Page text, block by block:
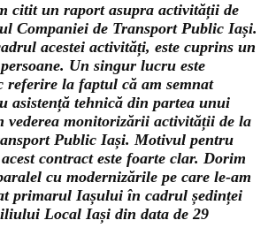
citit un raport asupra activității de
Companiei de Transport Public Iași.
acestei activități, este cuprins un
Un singur lucru este
referire la faptul că am semnat
asistență tehnică din partea unui
vederea monitorizării activității de la
Public Iași. Motivul pentru
contract este foarte clar. Dorim
cu modernizările pe care le-am
primarul Iașului în cadrul ședinței
Local Iași din data de 29